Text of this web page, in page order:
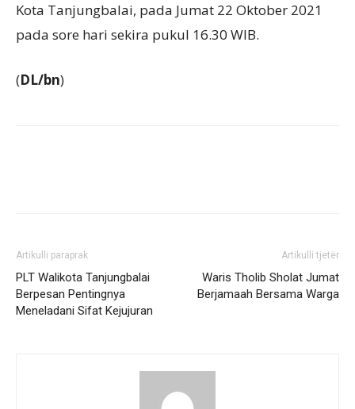
Kota Tanjungbalai, pada Jumat 22 Oktober 2021
pada sore hari sekira pukul 16.30 WIB.
(DL/bn)
Artikulli paraprak
PLT Walikota Tanjungbalai
Berpesan Pentingnya
Meneladani Sifat Kejujuran
Artikulli tjetër
Waris Tholib Sholat Jumat
Berjamaah Bersama Warga